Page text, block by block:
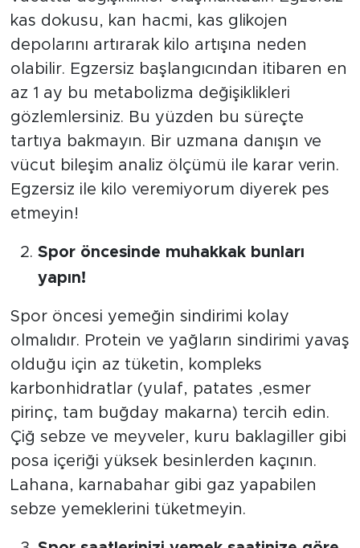
kas dokusu, kan hacmi, kas glikojen
depolarını artırarak kilo artışına neden
olabilir. Egzersiz başlangıcından itibaren en
az 1 ay bu metabolizma değişiklikleri
gözlemlersiniz. Bu yüzden bu süreçte
tartıya bakmayın. Bir uzmana danışın ve
vücut bileşim analiz ölçümü ile karar verin.
Egzersiz ile kilo veremiyorum diyerek pes
etmeyin!
Spor öncesinde muhakkak bunları
yapın!
Spor öncesi yemeğin sindirimi kolay
olmalıdır. Protein ve yağların sindirimi yavaş
olduğu için az tüketin, kompleks
karbonhidratlar (yulaf, patates ,esmer
pirinç, tam buğday makarna) tercih edin.
Çiğ sebze ve meyveler, kuru baklagiller gibi
posa içeriği yüksek besinlerden kaçının.
Lahana, karnabahar gibi gaz yapabilen
sebze yemeklerini tüketmeyin.